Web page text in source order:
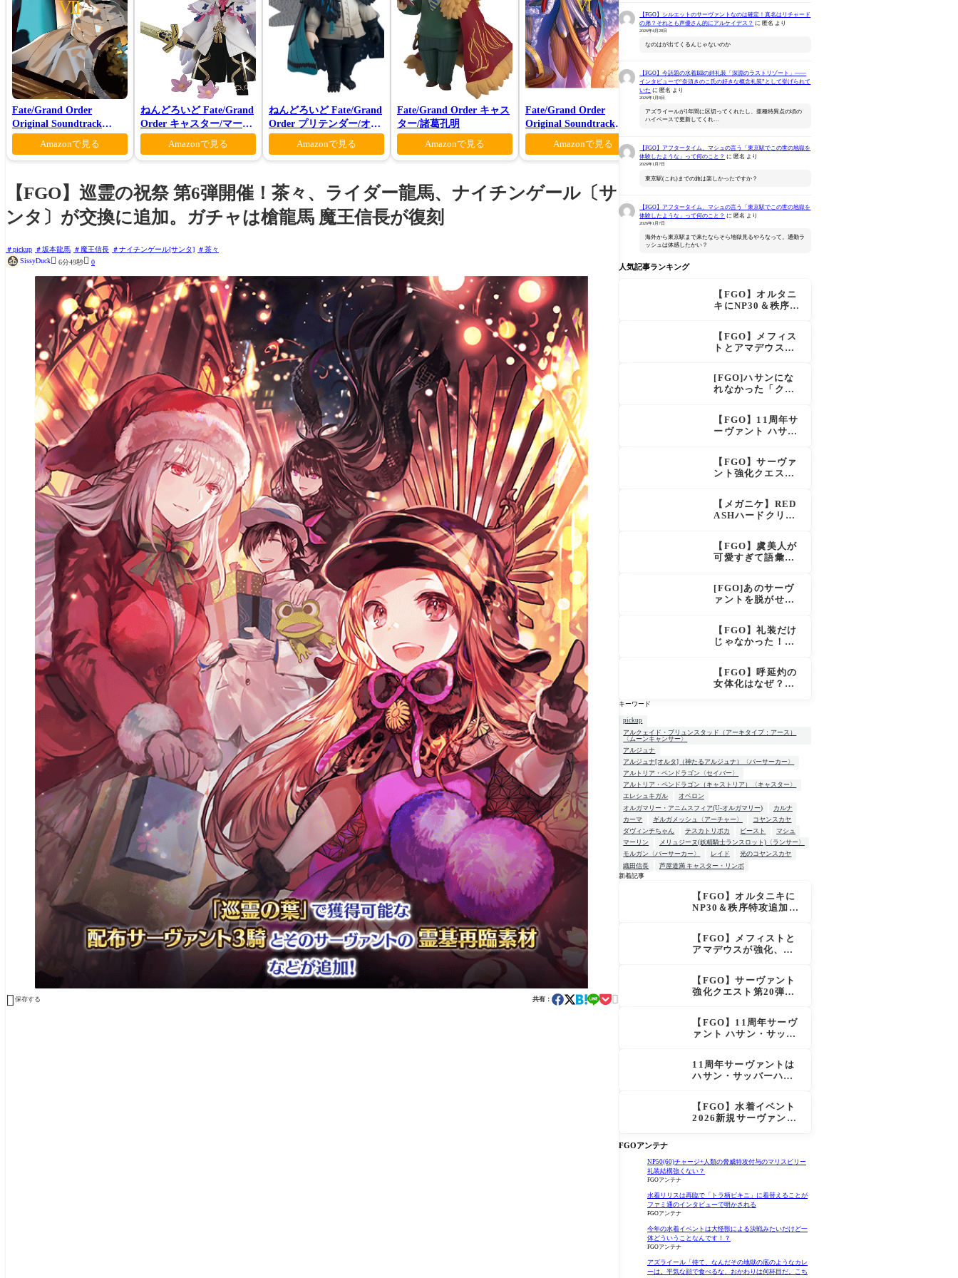
Fate/Grand Order
Original Soundtrack
Ⅶ(初回仕様限定盤)
Amazonで見る
ねんどろいど Fate/Grand
Order キャスター/マーリ
ン 花の魔術師Ver.
Amazonで見る
ねんどろいど Fate/Grand
Order プリテンダー/オベ
ロン ヴォーティガーン
Amazonで見る
Fate/Grand Order キャス
ター/諸葛孔明
Amazonで見る
Fate/Grand Order
Original Soundtrack
VI(初回仕様限定盤)
Amazonで見る
Fate/Grand Order -終局
特異点 冠位時間神殿ソロ
Amazonで見る
セイバー/アルトリア ペン
【FGO】巡霊の祝祭 第6弾開催！茶々、ライダー龍馬、ナイチンゲール〔サ
ンタ〕が交換に追加。ガチャは槍龍馬 魔王信長が復刻
pickup 坂本龍馬 魔王信長 ナイチンゲール[サンタ]
茶々
SissyDuck 6分49秒 0
 保存する 共有： 
【FGO】シルエットのサーヴァントなのは確定！真名はリチャード
の弟？それとも声優さん的にアルケイデス？ に 匿名 より
2026年4月28日
なのはが出てくるんじゃないのか
【FGO】今話題の水着BBの絆礼装「深淵のラストリゾート」――
インタビューで“奈須きのこ氏の好きな概念礼装”として挙げられて
いた に 匿名 より
2026年1月8日
アズライールが1年間に区切ってくれたし、亜種特異点の頃の
ハイペースで更新してくれ…
【FGO】アフタータイム、マシュの言う「東京駅でこの世の地獄を
体験したような」って何のこと？ に 匿名 より
2026年1月7日
東京駅(これ)までの旅は楽しかったですか？
【FGO】アフタータイム、マシュの言う「東京駅でこの世の地獄を
体験したような」って何のこと？ に 匿名 より
2026年1月7日
海外から東京駅まで来たならそら地獄見るやろなって。通勤ラ
ッシュは体感したかい？
人気記事ランキング
【FGO】オルタニ
キにNP30＆秩序特
も超強化で「低レ
アとは思えない」
【FGO】メフィス
トとアマデウスが
布＆Arts44％強化
に「最強でワロ
[FGO]ハサンにな
れなかった「クラ
のモブサーヴァン
トのキャラがいい
【FGO】11周年サ
ーヴァント ハサ
ズライール)の性能
と霊基再臨
【FGO】サーヴァ
ント強化クエスト
にNP30追加、ファ
ントムも大幅強化
【メガニケ】RED
ASHハードクリア
ラピとレッドフー
ドの邂逅が明かさ
れる。ラピの正体
フードさん30年寝
てた。【勝利の女
神NIKKE】
【FGO】虞美人が
可愛すぎて語彙力
セン」「メガネよ
い文明」
[FGO]あのサーヴ
ァントを脱がせる
い！
【FGO】礼装だけ
じゃなかった！
ME SKY -JUNE
-」英霊星行イラス
ト＆登場サーヴァ
【FGO】呼延灼の
女体化はなぜ？エ
キーワード
pickup
アルクェイド・ブリュンスタッド（アーキタイプ：アース）
〈ムーンキャンサー〉
アルジュナ
アルジュナ[オルタ]（神たるアルジュナ）〈バーサーカー〉
アルトリア・ペンドラゴン〈セイバー〉
アルトリア・ペンドラゴン（キャストリア）〈キャスター〉
エレシュキガル
オベロン
オルガマリー・アニムスフィア(U-オルガマリー)
カルナ
カーマ
ギルガメッシュ〈アーチャー〉
コヤンスカヤ
ダヴィンチちゃん
テスカトリポカ ビースト
マシュ
マーリン
メリュジーヌ(妖精騎士ランスロット)〈ランサー〉
モルガン〈バーサーカー〉
レイド
光のコヤンスカヤ
織田信長
芦屋道満 キャスター・リンボ
新着記事
【FGO】オルタニキに
NP30＆秩序特攻追加で
とは思えない」の反響
【FGO】メフィストと
アマデウスが強化、ア
に「最強でワロタ」の
声
【FGO】サーヴァント
強化クエスト第20弾！
【FGO】11周年サーヴ
ァント ハサン・サッバ
11周年サーヴァントは
ハサン・サッバーハ
Grand Order」カルデ
ア放送局 11周年SPまと
【FGO】水着イベント
2026新規サーヴァント
ト！
FGOアンテナ
NP50(60)チャージ+人類の脅威特攻付与のマリスビリー
礼装結構強くない？
FGOアンテナ
水着リリスは再臨で「トラ柄ビキニ」に着替えることが
ファミ通のインタビューで明かされる
FGOアンテナ
今年の水着イベントは大怪獣による決戦みたいだけど一
体どういうことなんです！？
FGOアンテナ
アズライール「待て、なんだその地獄の底のようなカレ
ーは。平気な顔で食べるな、おかわりは何杯目だ。こち